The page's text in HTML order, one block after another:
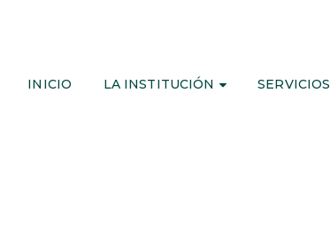
INICIO LA INSTITUCIÓN SERVICIOS